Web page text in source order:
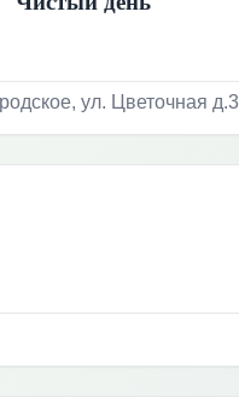
ул. Цветочная д.3